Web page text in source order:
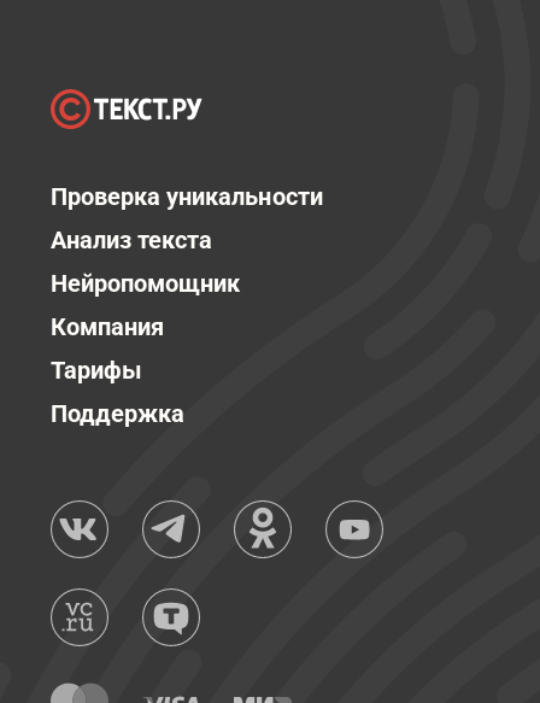
Проверка уникальности
Анализ текста
Нейропомощник
Компания
Тарифы
Поддержка